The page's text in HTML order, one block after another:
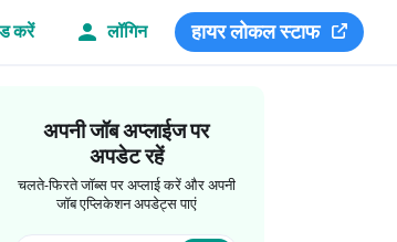
करें लॉगिन हायर लोकल स्टाफ
अपनी जॉब अप्लाईज पर
अपडेट रहें
चलते-फिरते जॉब्स पर अप्लाई करें और अपनी
जॉब एप्लिकेशन अपडेट्स पाएं